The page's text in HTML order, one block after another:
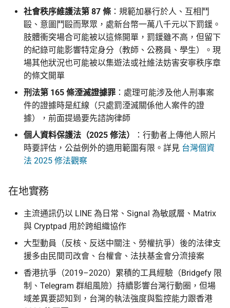
社會秩序維護法第 87 條 ：規範加暴行於人、互相鬥
毆、意圖鬥毆而聚眾，處新台幣一萬八千元以下罰鍰。
肢體衝突場合可能被以這條開單，罰鍰雖不高，但留下
的紀錄可能影響特定身分（教師、公務員、學生）。現
場其他狀況也可能被以集遊法或社維法妨害安寧秩序章
的條文開單
刑法第 165 條湮滅證據罪 ：處理可能涉及他人刑事案
件的證據時是紅線（只處罰湮滅關係他人案件的證
據），前面提過要先諮詢律師
個人資料保護法（2025 修法）
：行動者上傳他人照片
時要評估，公益例外的適用範圍有限。詳見 台灣個資
法 2025 修法觀察
在地實務
主流通訊仍以 LINE 為日常、Signal 為敏感層、Matrix
與 Cryptpad 用於跨組織協作
大型動員（反核、反送中關注、勞權抗爭）後的法律支
援多由民間司改會、台權會、法扶基金會分流接案
香港抗爭（2019–2020）累積的工具經驗（Bridgefy 限
制、Telegram 群組風險）持續影響台灣行動圈，但場
域差異要認知到，台灣的執法強度與監控能力跟香港